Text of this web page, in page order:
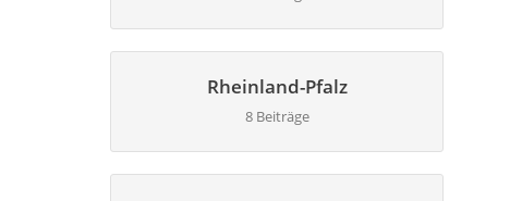
Rheinland-Pfalz
8 Beiträge